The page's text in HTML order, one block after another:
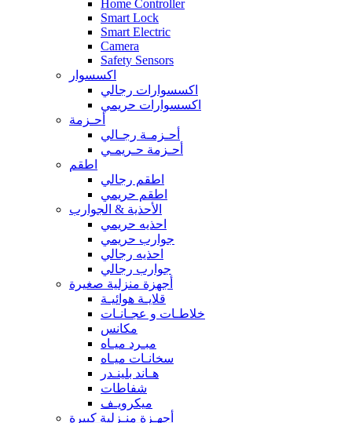
Home Controller
Smart Lock
Smart Electric
Camera
Safety Sensors
اكسسوار
اكسسوارات رجالي
اكسسوارات حريمي
أحـزمة
أحـزمـة رجـالي
أحـزمة حـريمـي
اطقم
اطقم رجالي
اطقم حريمي
الأحذية & الجوارب
احذيه حريمي
جوارب حريمي
احذيه رجالي
جوارب رجالي
أجهزة منزلية صغيرة
قلايـة هوائيـة
خلاطـات و عجـانـات
مكانس
مبـرد ميـاه
سخانـات ميـاه
هـاند بلينـدر
شفاطات
ميكرويـف
أجهـزة منـزلية كبيرة